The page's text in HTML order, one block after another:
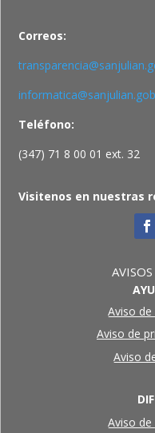
Correos:
Teléfono:
(347) 71 8 00 01 ext. 32
Visitenos en nuestras
Aviso
Aviso de
Aviso
Aviso